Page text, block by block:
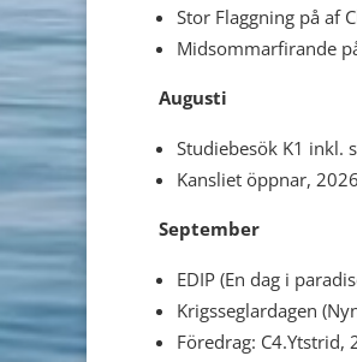
Stor Flaggning på af
Midsommarfirande
Augusti
Studiebesök K1 inkl.
Kansliet öppnar,
September
EDIP (En dag i
Krigsseglardagen
Föredrag: